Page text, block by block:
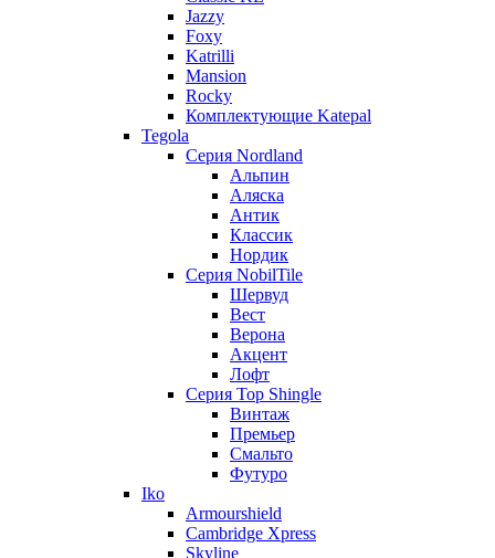
Jazzy
Foxy
Katrilli
Mansion
Rocky
Комплектующие Katepal
Tegola
Серия Nordland
Альпин
Аляска
Антик
Классик
Нордик
Серия NobilTile
Шервуд
Вест
Верона
Акцент
Лофт
Серия Top Shingle
Винтаж
Премьер
Смальто
Футуро
Iko
Armourshield
Cambridge Xpress
Skyline